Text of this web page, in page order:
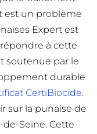
est un problème
Expert est
à cette
soutenue par le
durable
CertiBiocide.
sur la punaise de
de-Seine. Cette